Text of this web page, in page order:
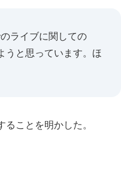
ライブに関しての
うと思っています。ほ
ことを明かした。